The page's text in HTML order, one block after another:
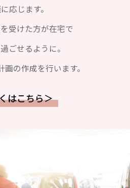
応じます。
受けた方が在宅で
ごせるように。
の作成を行います。
はこちら＞